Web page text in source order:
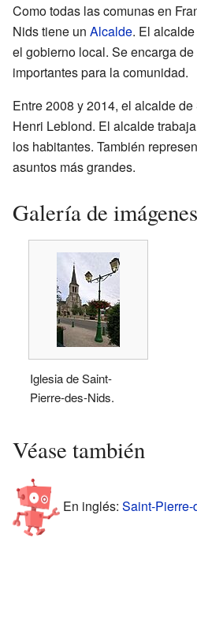
Como todas las comunas en
Nids tiene un Alcalde. El
el gobierno local. Se encarga
importantes para la comunidad.
Entre 2008 y 2014, el alcalde
Henri Leblond. El alcalde
los habitantes. También
asuntos más grandes.
Galería de imágenes
Iglesia de Saint-
Pierre-des-Nids.
Véase también
En inglés: Saint-